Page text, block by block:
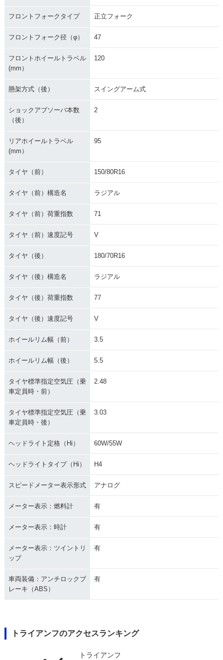
フロントフォークタイプ 正立フォーク
フロントフォーク径（φ） 47
フロントホイールトラベル
(mm）
120
懸架方式（後） スイングアーム式
ショックアブソーバ本数
（後）
2
リアホイールトラベル
(mm）
95
タイヤ（前） 150/80R16
タイヤ（前）構造名 ラジアル
タイヤ（前）荷重指数 71
タイヤ（前）速度記号 V
タイヤ（後） 180/70R16
タイヤ（後）構造名 ラジアル
タイヤ（後）荷重指数 77
タイヤ（後）速度記号 V
ホイールリム幅（前） 3.5
ホイールリム幅（後） 5.5
タイヤ標準指定空気圧（乗
車定員時・前）
2.48
タイヤ標準指定空気圧（乗
車定員時・後）
3.03
ヘッドライト定格（Hi） 60W/55W
ヘッドライトタイプ（Hi） H4
スピードメーター表示形式 アナログ
メーター表示：燃料計 有
メーター表示：時計 有
メーター表示：ツイントリ
ップ
有
車両装備：アンチロックブ
レーキ（ABS）
有
トライアンフのアクセスランキング
トライアンフ